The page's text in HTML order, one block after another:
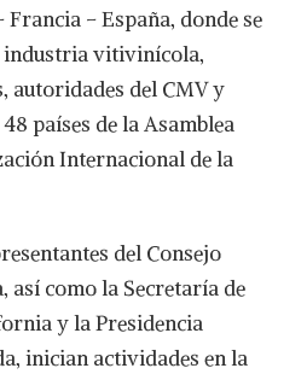
PRESENTE
EN
EUROPA
– España, donde se
industria vitivinícola,
autoridades del CMV y
países de la Asamblea
Internacional de la
del Consejo
como la Secretaría de
y la Presidencia
inician actividades en la